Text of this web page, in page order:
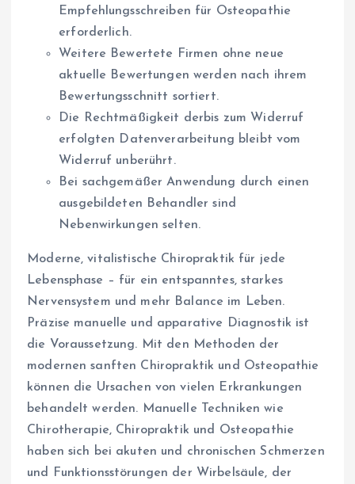
Empfehlungsschreiben für Osteopathie
erforderlich.
Weitere Bewertete Firmen ohne neue
aktuelle Bewertungen werden nach ihrem
Bewertungsschnitt sortiert.
Die Rechtmäßigkeit derbis zum Widerruf
erfolgten Datenverarbeitung bleibt vom
Widerruf unberührt.
Bei sachgemäßer Anwendung durch einen
ausgebildeten Behandler sind
Nebenwirkungen selten.
Moderne, vitalistische Chiropraktik für jede
Lebensphase – für ein entspanntes, starkes
Nervensystem und mehr Balance im Leben.
Präzise manuelle und apparative Diagnostik ist
die Voraussetzung. Mit den Methoden der
modernen sanften Chiropraktik und Osteopathie
können die Ursachen von vielen Erkrankungen
behandelt werden. Manuelle Techniken wie
Chirotherapie, Chiropraktik und Osteopathie
haben sich bei akuten und chronischen Schmerzen
und Funktionsstörungen der Wirbelsäule, der